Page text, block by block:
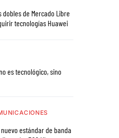
dobles de Mercado Libre
tecnologías Huawei
es tecnológico, sino
nuevo estándar de banda